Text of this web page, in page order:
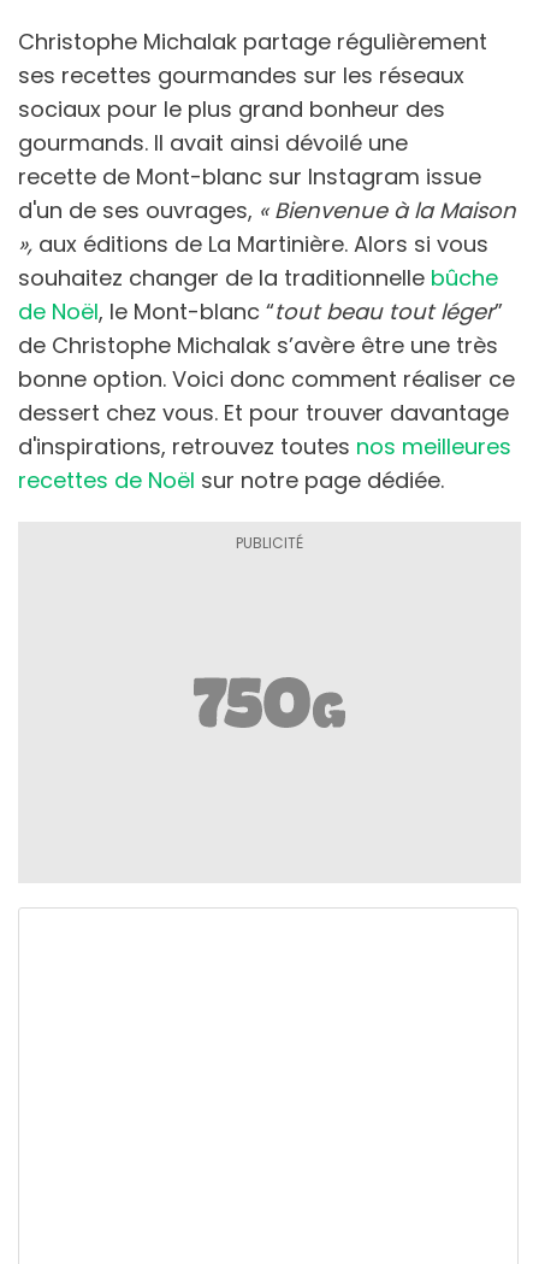
Christophe Michalak partage régulièrement
ses recettes gourmandes sur les réseaux
sociaux pour le plus grand bonheur des
gourmands. Il avait ainsi dévoilé une
recette de Mont-blanc sur Instagram issue
d'un de ses ouvrages, « Bienvenue à la Maison
», aux éditions de La Martinière. Alors si vous
souhaitez changer de la traditionnelle bûche
de Noël, le Mont-blanc “tout beau tout léger”
de Christophe Michalak s’avère être une très
bonne option. Voici donc comment réaliser ce
dessert chez vous. Et pour trouver davantage
d'inspirations, retrouvez toutes nos meilleures
recettes de Noël sur notre page dédiée.